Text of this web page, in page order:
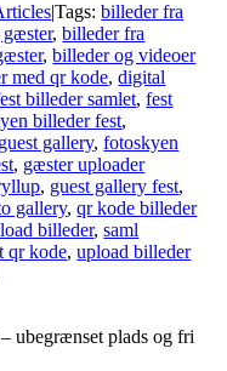
|Tags:billeder fra
gæster,billeder fra
,billeder og videoer
med qr kode,digital
billeder samlet,fest
billeder fest,
gallery,fotoskyen
, gæster uploader
, guest gallery fest,
gallery,qr kode billeder
billeder,saml
qr kode,upload billeder
ubegrænset plads og fri